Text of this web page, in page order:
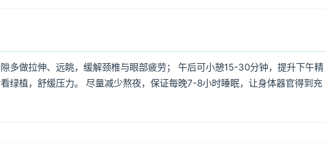
多做拉伸、远眺，缓解颈椎与眼部疲劳； 午后可小憩15-30分钟，提升下午精
绿植，舒缓压力。 尽量减少熬夜，保证每晚7-8小时睡眠，让身体器官得到充